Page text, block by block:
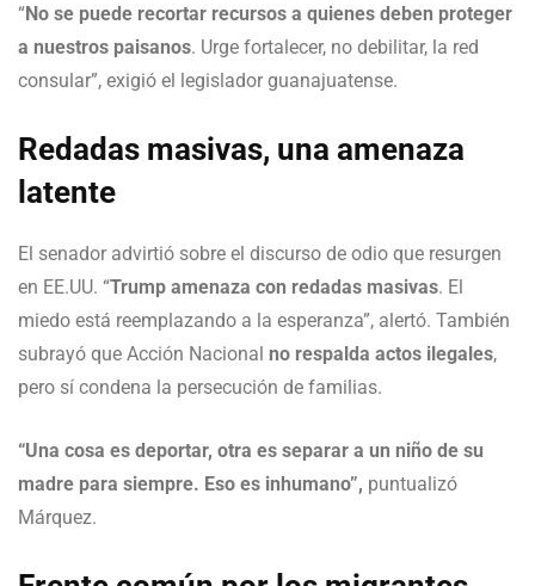
“No se puede recortar recursos a quienes deben proteger
a nuestros paisanos. Urge fortalecer, no debilitar, la red
consular”, exigió el legislador guanajuatense.
Redadas masivas, una amenaza
latente
El senador advirtió sobre el discurso de odio que resurgen
en EE.UU. “Trump amenaza con redadas masivas. El
miedo está reemplazando a la esperanza”, alertó. También
subrayó que Acción Nacional no respalda actos ilegales,
pero sí condena la persecución de familias.
“Una cosa es deportar, otra es separar a un niño de su
madre para siempre. Eso es inhumano”, puntualizó
Márquez.